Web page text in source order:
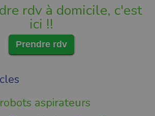
rdv à domicile, c'est
ici !!
Prendre rdv
aspirateurs